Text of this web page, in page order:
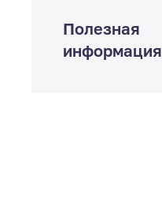
Полезная
информация